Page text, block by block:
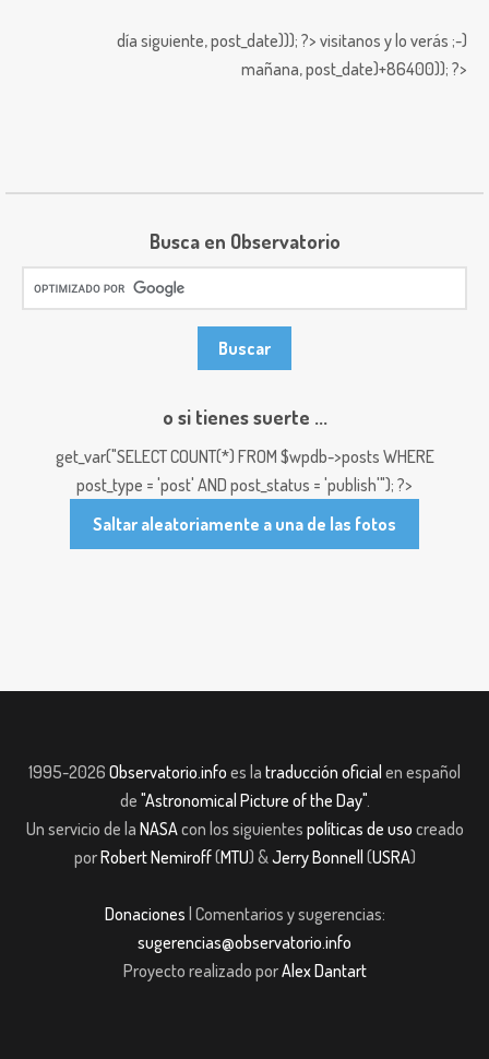
día siguiente,post_date))); ?> visitanos y lo verás ;-)
mañana,post_date)+86400)); ?>
Busca en Observatorio
o si tienes suerte ...
get_var("SELECT COUNT(*) FROM $wpdb->posts WHERE
post_type = 'post' AND post_status = 'publish'"); ?>
Saltar aleatoriamente a una de las fotos
1995-2026 Observatorio.info es la traducción oficial en español
de "Astronomical Picture of the Day".
Un servicio de la NASAcon los siguientes políticas de uso creado
porRobert Nemiroff(MTU) &Jerry Bonnell (USRA)
Donaciones | Comentarios y sugerencias:
sugerencias@observatorio.info
Proyecto realizado porAlex Dantart